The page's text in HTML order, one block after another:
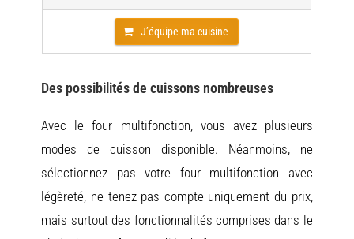
J’équipe ma cuisine
Des possibilités de cuissons nombreuses
Avec le four multifonction, vous avez plusieurs
modes de cuisson disponible. Néanmoins, ne
sélectionnez pas votre four multifonction avec
légèreté, ne tenez pas compte uniquement du prix,
mais surtout des fonctionnalités comprises dans le